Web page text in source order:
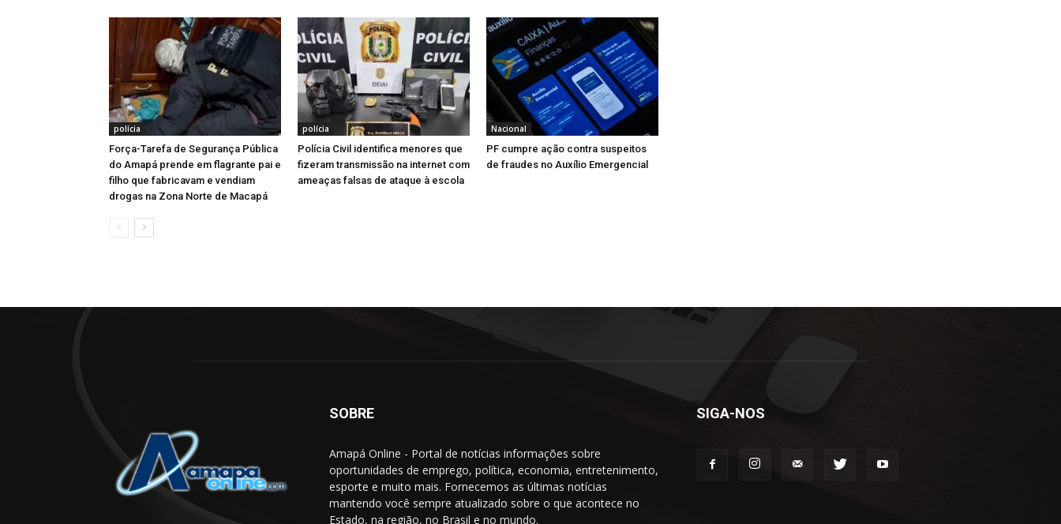
polícia
Força-Tarefa de Segurança Pública
do Amapá prende em flagrante pai e
filho que fabricavam e vendiam
drogas na Zona Norte de Macapá
polícia
Polícia Civil identifica menores que
fizeram transmissão na internet com
ameaças falsas de ataque à escola
Nacional
PF cumpre ação contra suspeitos
de fraudes no Auxílio Emergencial
SOBRE
Amapá Online - Portal de notícias informações sobre
oportunidades de emprego, política, economia, entretenimento,
esporte e muito mais. Fornecemos as últimas notícias
mantendo você sempre atualizado sobre o que acontece no
Estado, na região, no Brasil e no mundo.
SIGA-NOS